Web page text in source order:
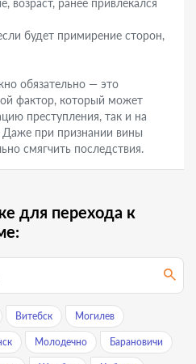
возраст, ранее привлекался
будет примирение сторон,
обязательно — это
фактор, который может
преступления, так и на
Даже при признании вины
смягчить последствия.
для перехода к
Витебск Могилев
Молодечно Барановичи